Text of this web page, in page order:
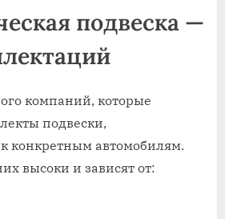
подвеска —
компаний, которые
подвески,
конкретным автомобилям.
высоки и зависят от: